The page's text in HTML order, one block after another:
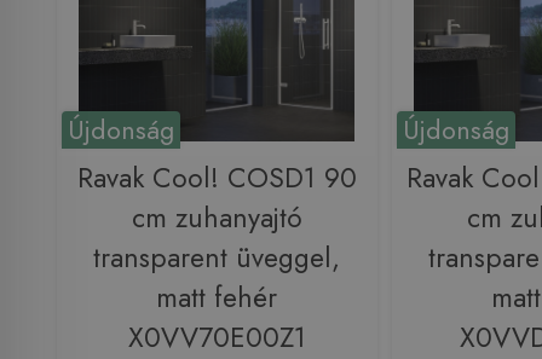
Újdonság
Ravak Cool! COSD1 90
cm zuhanyajtó
transparent üveggel,
matt fehér
X0VV70E00Z1
Újdonság
Ravak
cm